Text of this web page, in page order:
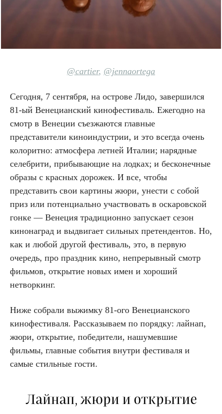
@cartier, @jennaortega
Сегодня, 7 сентября, на острове Лидо, завершился
81-ый Венецианский кинофестиваль. Ежегодно на
смотр в Венеции съезжаются главные
представители киноиндустрии, и это всегда очень
колоритно: атмосфера летней Италии; нарядные
селебрити, прибывающие на лодках; и бесконечные
образы с красных дорожек. И все, чтобы
представить свои картины жюри, унести с собой
приз или потенциально участвовать в оскаровской
гонке — Венеция традиционно запускает сезон
кинонаград и выдвигает сильных претендентов. Но,
как и любой другой фестиваль, это, в первую
очередь, про праздник кино, непрерывный смотр
фильмов, открытие новых имен и хороший
нетворкинг.
Ниже собрали выжимку 81-ого Венецианского
кинофестиваля. Рассказываем по порядку: лайнап,
жюри, открытие, победители, нашумевшие
фильмы, главные события внутри фестиваля и
самые стильные гости.
Лайнап, жюри и открытие